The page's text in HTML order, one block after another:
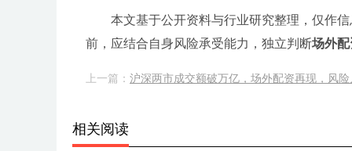
本文基于公开资料与行业研究整理，仅作
前，应结合自身风险承受能力，独立判断场外
上一篇： 沪深两市成交额破万亿，场外配资再现，风
相关阅读